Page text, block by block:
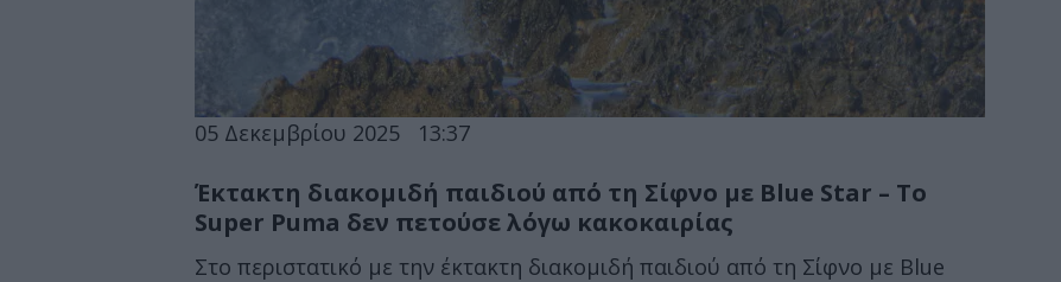
05 Δεκεμβρίου 2025 13:37
Έκτακτη διακομιδή παιδιού από τη Σίφνο με Blue Star – To
Super Puma δεν πετούσε λόγω κακοκαιρίας
Στο περιστατικό με την έκτακτη διακομιδή παιδιού από τη Σίφνο με Blue